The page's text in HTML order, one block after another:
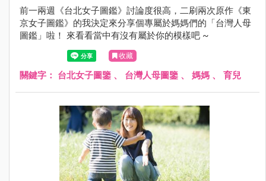
前一兩週《台北女子圖鑑》討論度很高，二刷兩次原作《東
京女子圖鑑》的我決定來分享個專屬於媽媽們的「台灣人母
圖鑑」啦！ 來看看當中有沒有屬於你的模樣吧 ~
收藏
關鍵字： 台北女子圖鑒 、 台灣人母圖鑒 、 媽媽 、 育兒